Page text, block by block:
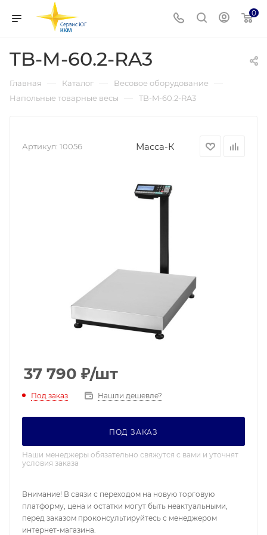
0
TB-M-60.2-RA3
Главная — Каталог — Весовое оборудование —
Напольные товарные весы — TB-M-60.2-RA3
Артикул: 10056 Масса-К
37 790 ₽/шт
Под заказ Нашли дешевле?
ПОД ЗАКАЗ
Наши менеджеры обязательно свяжутся с вами и уточнят
условия заказа
Внимание! В связи с переходом на новую торговую
платформу, цена и остатки могут быть неактуальными,
перед заказом проконсультируйтесь с менеджером
интернет-магазина.